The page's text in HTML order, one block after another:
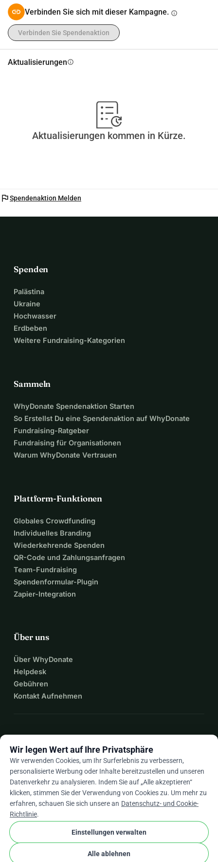
Verbinden Sie sich mit dieser Kampagne. info
Verbinden Sie Spendenaktion
Aktualisierungeninfo
Aktualisierungen kommen in Kürze.
flagSpendenaktion Melden
Spenden
Palästina
Ukraine
Hochwasser
Erdbeben
Weitere Fundraising-Kategorien
Sammeln
WhyDonate Spendenaktion Starten
So Erstellst Du eine Spendenaktion auf WhyDonate
Fundraising-Ratgeber
Fundraising für Organisationen
Warum WhyDonate Vertrauen
Plattform-Funktionen
Globales Crowdfunding
Individuelles Branding
Wiederkehrende Spenden
QR-Code und Zahlungsanfragen
Team-Fundraising
Spendenformular-Plugin
Zapier-Integration
Über uns
Über WhyDonate
Helpdesk
Gebühren
Kontakt Aufnehmen
Dearrow_drop_down
★★★★★4,9 / 5 basierend auf 500+ Bewertungen
WhyDonateDatenschutz und Cookies
Wir legen Wert auf Ihre Privatsphäre
Wir verwenden Cookies, um Ihr Surferlebnis zu verbessern,
personalisierte Werbung oder Inhalte bereitzustellen und unseren
Datenverkehr zu analysieren. Indem Sie auf „Alle akzeptieren“
klicken, stimmen Sie der Verwendung von Cookies zu. Um mehr zu
erfahren, schauen Sie sich unsere an Datenschutz- und Cookie-
Richtlinie.
Einstellungen verwalten
Alle ablehnen